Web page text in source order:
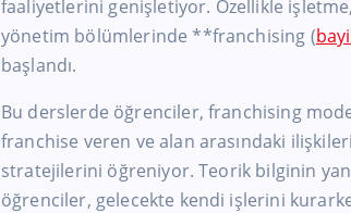
faaliyetlerini genişletiyor. Özellikle
yönetim bölümlerinde **franchising (
başlandı.
Bu derslerde öğrenciler, franchising
franchise veren ve alan arasındaki
stratejilerini öğreniyor. Teorik bilginin
öğrenciler, gelecekte kendi işlerini